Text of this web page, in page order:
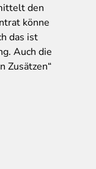
den
könne
das ist
Auch die
Zusätzen“